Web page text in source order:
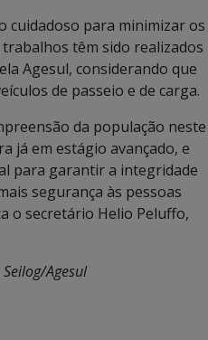
cuidadoso para minimizar os
têm sido realizados
Agesul, considerando que
de passeio e de carga.
da população neste
já em estágio avançado, e
para garantir a integridade
segurança às pessoas
o secretário Helio Peluffo,
Agesul